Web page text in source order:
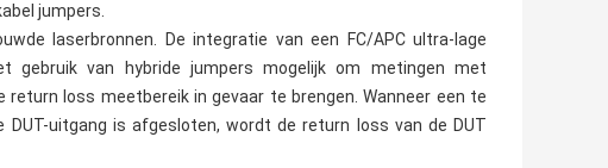
jumpers.
laserbronnen. De integratie van een FC/APC ultra-lage
gebruik van hybride jumpers mogelijk om metingen met
loss meetbereik in gevaar te brengen. Wanneer een te
uitgang is afgesloten, wordt de return loss van de DUT